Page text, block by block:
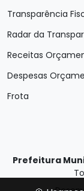
Transparência
Radar da
Receitas
Despesas
Frota
Prefeitura